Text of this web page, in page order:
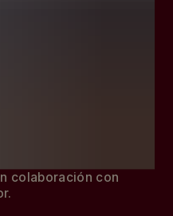
colaboración con